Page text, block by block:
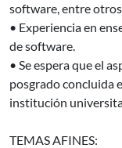
software, entre
• Experiencia en
de software.
• Se espera que el
posgrado concluida
institución
TEMAS AFINES: